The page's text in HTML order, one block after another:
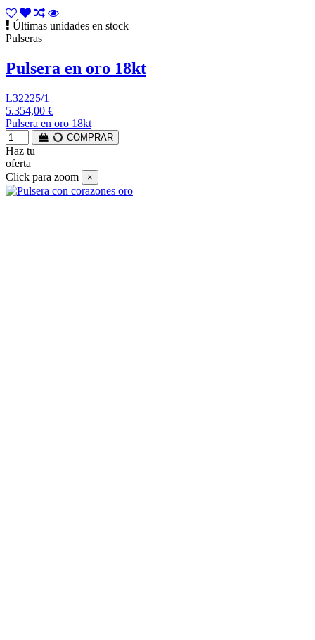
Últimas unidades en stock
Pulseras
Pulsera en oro 18kt
L32225/1
5.354,00 €
Pulsera en oro 18kt
COMPRAR
Haz tu
oferta
Click para zoom
×